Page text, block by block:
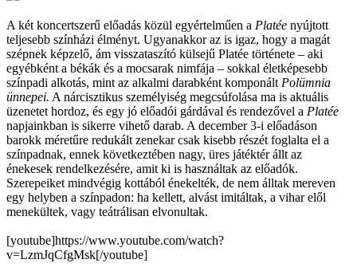
A két koncertszerű előadás közül egyértelműen a Platée nyújtott
teljesebb színházi élményt. Ugyanakkor az is igaz, hogy a magát
szépnek képzelő, ám visszataszító külsejű Platée története – aki
egyébként a békák és a mocsarak nimfája – sokkal életképesebb
színpadi alkotás, mint az alkalmi darabként komponált Polümnia
ünnepei. A nárcisztikus személyiség megcsúfolása ma is aktuális
üzenetet hordoz, és egy jó előadói gárdával és rendezővel a Platée
napjainkban is sikerre vihető darab. A december 3-i előadáson
barokk méretűre redukált zenekar csak kisebb részét foglalta el a
színpadnak, ennek következtében nagy, üres játéktér állt az
énekesek rendelkezésére, amit ki is használtak az előadók.
Szerepeiket mindvégig kottából énekelték, de nem álltak mereven
egy helyben a színpadon: ha kellett, alvást imitáltak, a vihar elől
menekültek, vagy teátrálisan elvonultak.
[youtube]https://www.youtube.com/watch?
v=LzmJqCfgMsk[/youtube]